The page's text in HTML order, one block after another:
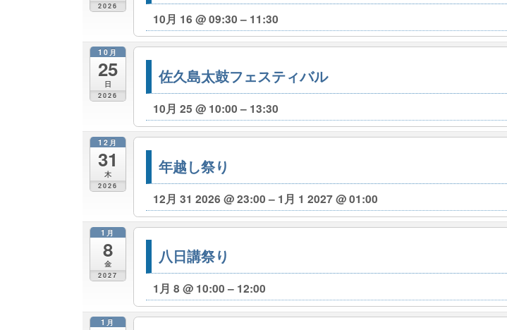
2026
10月 16 @ 09:30 – 11:30
10月
25
日
2026
佐久島太鼓フェスティバル
10月 25 @ 10:00 – 13:30
12月
31
木
2026
年越し祭り
12月 31 2026 @ 23:00 – 1月 1 2027 @ 01:00
1月
8
金
2027
八日講祭り
1月 8 @ 10:00 – 12:00
1月